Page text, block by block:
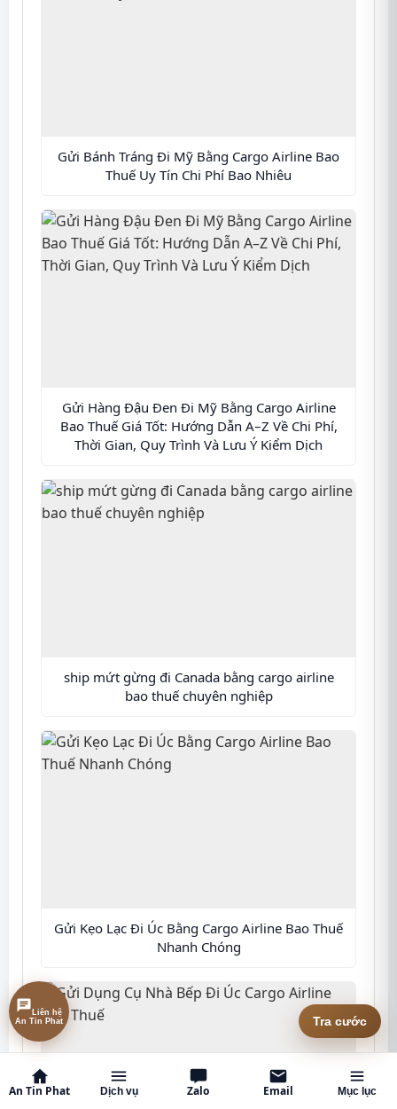
Gửi Bánh Tráng Đi Mỹ Bằng Cargo Airline Bao
Thuế Uy Tín Chi Phí Bao Nhiêu
Gửi Hàng Đậu Đen Đi Mỹ Bằng Cargo Airline
Bao Thuế Giá Tốt: Hướng Dẫn A–Z Về Chi Phí,
Thời Gian, Quy Trình Và Lưu Ý Kiểm Dịch
ship mứt gừng đi Canada bằng cargo airline
bao thuế chuyên nghiệp
Gửi Kẹo Lạc Đi Úc Bằng Cargo Airline Bao Thuế
Nhanh Chóng
An Tin Phat Dịch vụ Zalo Email Mục lục
Tra cước
Liên hệ An Tin Phat